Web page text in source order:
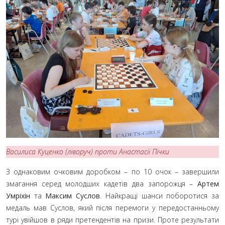
Василиса Куценко (ліворуч) проти Анастасії Пічки
З однаковим очковим доробком – по 10 очок – завершили
змагання серед молодших кадетів два запорожця – Артем
Умріхін та Максим Суслов. Найкращі шанси поборотися за
медаль мав Суслов, який після перемоги у передостанньому
турі увійшов в ряди претендентів на призи. Проте результати